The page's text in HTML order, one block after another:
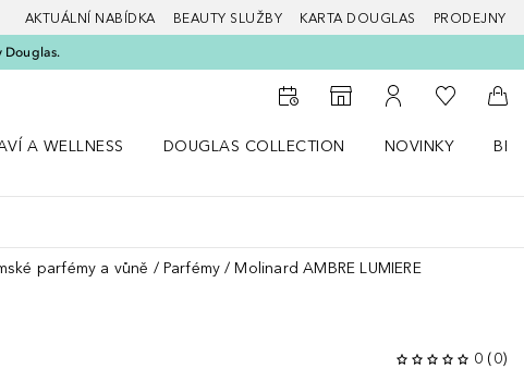
AKTUÁLNÍ NABÍDKA BEAUTY SLUŽBY KARTA DOUGLAS PRODEJNY
Douglas.
K vyhledávači prodejen
K mému účtu
K mému
Do
A WELLNESS
DOUGLAS COLLECTION
NOVINKY
parfémy a vůně Parfémy Molinard AMBRE LUMIERE
0 (0)